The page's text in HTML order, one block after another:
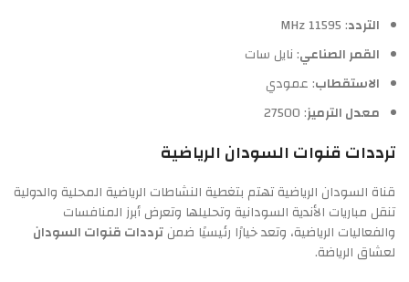
التردد: 11595 MHz
القمر الصناعي: نايل سات
الاستقطاب: عمودي
معدل الترميز: 27500
ترددات قنوات السودان الرياضية
قناة السودان الرياضية تهتم بتغطية النشاطات الرياضية المحلية والدولية
تنقل مباريات الأندية السودانية وتحليلها وتعرض أبرز المنافسات
والفعاليات الرياضية، وتعد خيارًا رئيسيًا ضمنترددات قنوات السودان
لعشاق الرياضة.